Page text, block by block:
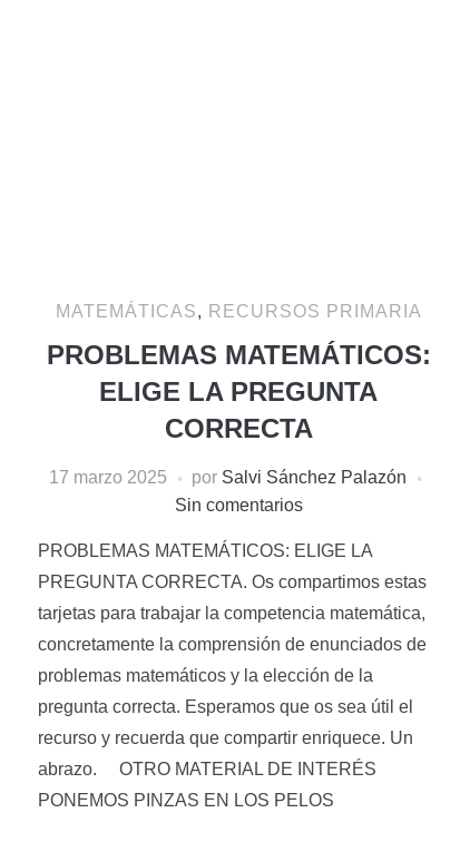
MATEMÁTICAS, RECURSOS PRIMARIA
PROBLEMAS MATEMÁTICOS:
ELIGE LA PREGUNTA
CORRECTA
17 marzo 2025 por Salvi Sánchez Palazón
Sin comentarios
PROBLEMAS MATEMÁTICOS: ELIGE LA
PREGUNTA CORRECTA. Os compartimos estas
tarjetas para trabajar la competencia matemática,
concretamente la comprensión de enunciados de
problemas matemáticos y la elección de la
pregunta correcta. Esperamos que os sea útil el
recurso y recuerda que compartir enriquece. Un
abrazo. OTRO MATERIAL DE INTERÉS
PONEMOS PINZAS EN LOS PELOS